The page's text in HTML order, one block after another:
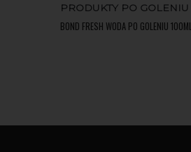
PRODUKTY PO GOLENIU
BOND FRESH WODA PO GOLENIU 100ML